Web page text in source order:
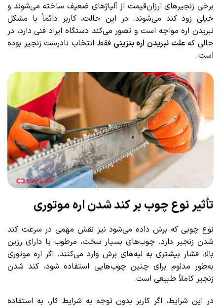
برخی زنجیرهای ارزان‌قیمت از آلیاژهای ضعیف ساخته می‌شوند و
خیلی زود کند می‌شوند. در این حالت، کاربر دائماً با مشکل
نبریدن اره مواجه است و تصور می‌کند دستگاه ایراد فنی دارد، در
حالی کهعلت نبریدن اره بنزینیفقط انتخاب نادرست زنجیر بوده
است.
تأثیر نوع چوب بر کند شدن اره موتوری
نوع چوبی که برش داده می‌شود نیز نقش مهمی در سرعت کند
شدن زنجیر دارد. چوب‌های بسیار سخت، مرطوب یا دارای رزین
بالا، فشار بیشتری به لبه‌های برش وارد می‌کنند. اگر اره موتوری
به‌طور مداوم برای چنین چوب‌هایی استفاده شود، کند شدن
زنجیر کاملاً طبیعی است.
در این شرایط، اگر کاربر بدون توجه به شرایط کار، به استفاده